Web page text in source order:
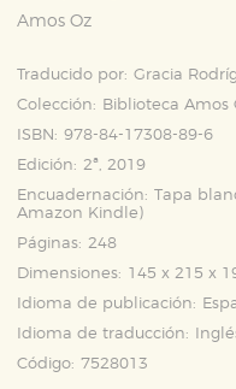
Amos Oz
Traducido por: Gracia
Colección:
Biblioteca Amos
ISBN: 978-84-17308-89-6
Edición: 2ª, 2019
Encuadernación: Tapa
Amazon Kindle )
Páginas: 248
Dimensiones: 145 x 215 x
Idioma de publicación:
Idioma de traducción:
Código: 7528013